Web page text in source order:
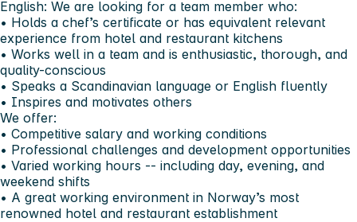
English: We are looking for a team member who:
• Holds a chef’s certificate or has equivalent relevant
experience from hotel and restaurant kitchens
• Works well in a team and is enthusiastic, thorough, and
quality-conscious
• Speaks a Scandinavian language or English fluently
• Inspires and motivates others
We offer:
• Competitive salary and working conditions
• Professional challenges and development opportunities
• Varied working hours -- including day, evening, and
weekend shifts
• A great working environment in Norway’s most
renowned hotel and restaurant establishment